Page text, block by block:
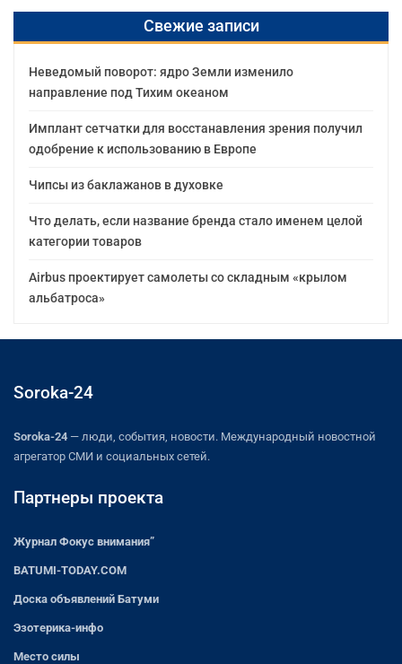
Свежие записи
Неведомый поворот: ядро Земли изменило
направление под Тихим океаном
Имплант сетчатки для восстанавления зрения получил
одобрение к использованию в Европе
Чипсы из баклажанов в духовке
Что делать, если название бренда стало именем целой
категории товаров
Airbus проектирует самолеты со складным «крылом
альбатроса»
Soroka-24
Soroka-24 — люди, события, новости. Международный новостной
агрегатор СМИ и социальных сетей.
Партнеры проекта
Журнал Фокус внимания”
BATUMI-TODAY.COM
Доска объявлений Батуми
Эзотерика-инфо
Место силы